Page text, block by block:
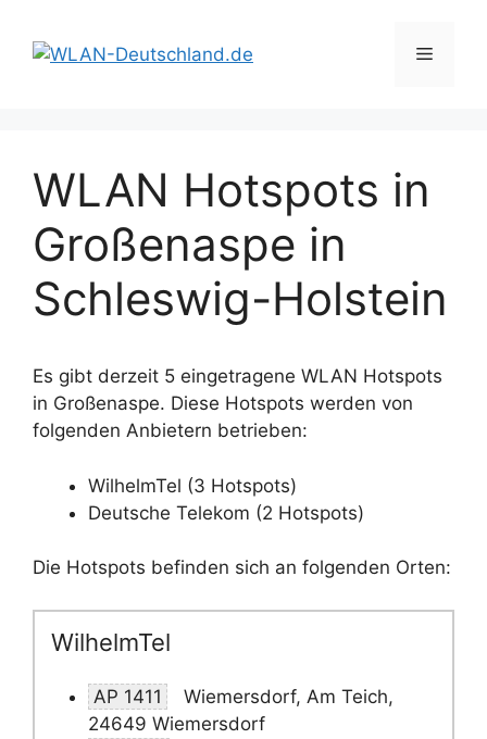
Inhalt
springen
Menü
WLAN Hotspots in
Großenaspe in
Schleswig-Holstein
Es gibt derzeit 5 eingetragene WLAN Hotspots
in Großenaspe. Diese Hotspots werden von
folgenden Anbietern betrieben:
WilhelmTel (3 Hotspots)
Deutsche Telekom (2 Hotspots)
Die Hotspots befinden sich an folgenden Orten:
WilhelmTel
AP 1411
Wiemersdorf, Am Teich,
24649 Wiemersdorf